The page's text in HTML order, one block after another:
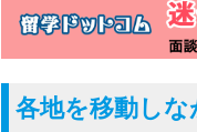
各地を移動し